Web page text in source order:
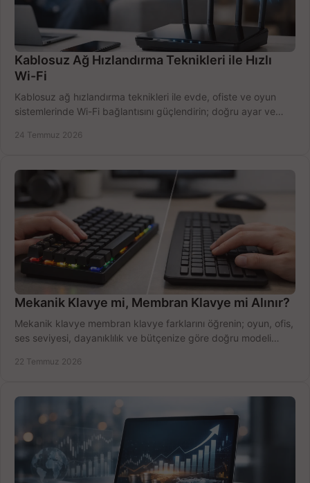
Kablosuz Ağ Hızlandırma Teknikleri ile Hızlı
Wi-Fi
Kablosuz ağ hızlandırma teknikleri ile evde, ofiste ve oyun
sistemlerinde Wi-Fi bağlantısını güçlendirin; doğru ayar ve
24 Temmuz 2026
Mekanik Klavye mi, Membran Klavye mi Alınır?
Mekanik klavye membran klavye farklarını öğrenin; oyun, ofis,
ses seviyesi, dayanıklılık ve bütçenize göre doğru modeli
22 Temmuz 2026